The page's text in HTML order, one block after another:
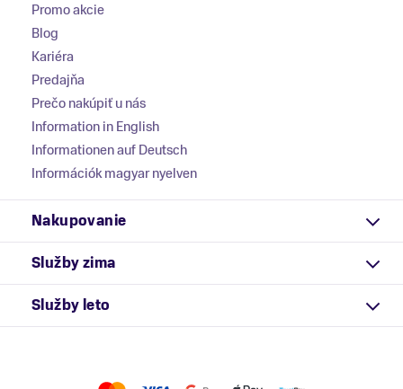
Promo akcie
Blog
Kariéra
Predajňa
Prečo nakúpiť u nás
Information in English
Informationen auf Deutsch
Információk magyar nyelven
Nakupovanie
Služby zima
Služby leto